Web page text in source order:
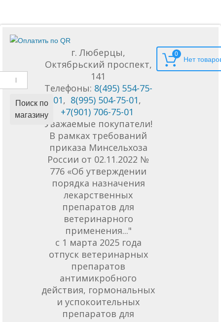
Поиск по
магазину
г. Люберцы,
Октябрьский проспект,
141
Телефоны: 8(495) 554-75-
01, 8(995) 504-75-01,
+7(901) 706-75-01
Уважаемые покупатели!
В рамках требований
приказа Минсельхоза
России от 02.11.2022 №
776 «Об утверждении
порядка назначения
лекарственных
препаратов для
ветеринарного
применения..."
с 1 марта 2025 года
отпуск ветеринарных
препаратов
антимикробного
действия, гормональных
и успокоительных
препаратов для
0